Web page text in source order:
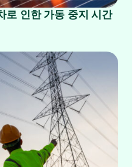
로 인한 가동 중지 시간